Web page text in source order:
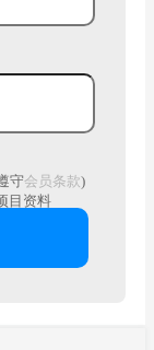
守会员条款)
目资料